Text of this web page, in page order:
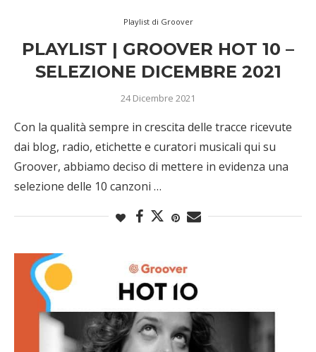
Playlist di Groover
PLAYLIST | GROOVER HOT 10 –
SELEZIONE DICEMBRE 2021
24 Dicembre 2021
Con la qualità sempre in crescita delle tracce ricevute
dai blog, radio, etichette e curatori musicali qui su
Groover, abbiamo deciso di mettere in evidenza una
selezione delle 10 canzoni …